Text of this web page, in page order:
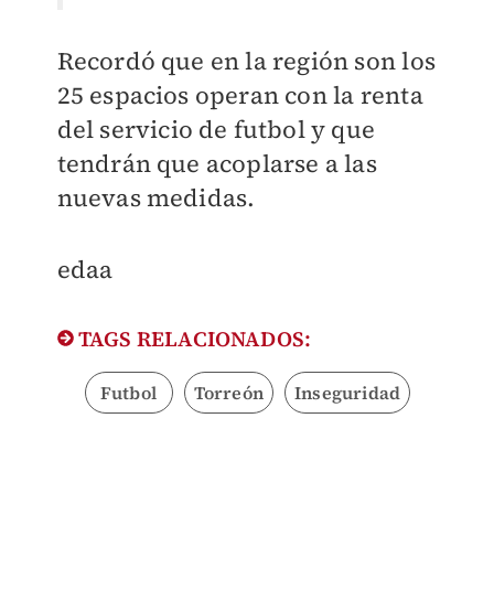
Recordó que en la región son los
25 espacios operan con la renta
del servicio de futbol y que
tendrán que acoplarse a las
nuevas medidas.
edaa
TAGS RELACIONADOS:
Futbol Torreón Inseguridad